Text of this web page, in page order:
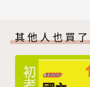
接著收錄十組該單元
的說法」、「你可
內容，幫助你舉一反
UNIT7 Going to a
UNIT9 Going to a
UNIT10 At a
UNIT11 At a
其他人也買了